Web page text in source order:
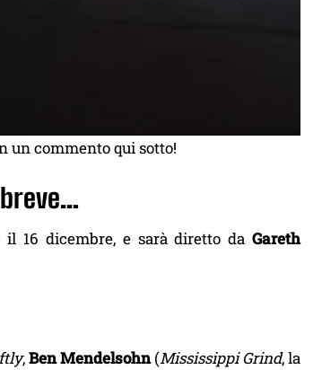
un commento qui sotto!
breve…
16 dicembre, e sarà diretto daGareth
,Ben Mendelsohn(Mississippi Grind, la